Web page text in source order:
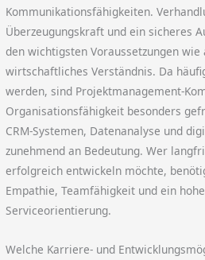
Kommunikationsfähigkeiten.
Überzeugungskraft und ein sicheres
den wichtigsten Voraussetzungen
wirtschaftliches Verständnis. Da
werden, sind Projektmanagement-
Organisationsfähigkeit besonders
CRM-Systemen, Datenanalyse und
zunehmend an Bedeutung. Wer
erfolgreich entwickeln möchte,
Empathie, Teamfähigkeit und ein
Serviceorientierung.
Welche Karriere- und